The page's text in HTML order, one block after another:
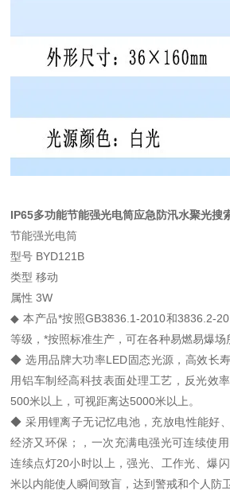
IP65多功能节能强光电筒应急防汛水聚光搜
节能强光电筒
型号 BYD121B
类型 移动
属性 3W
◆ 本产品*按照GB3836.1-2010和3836.2-
等级，*按照标准生产，可在各种易燃易爆场
◆ 选用品牌大功率LED固态光源，高效长
用铝车制经高科技表面处理工艺，反光效
500米以上，可视距离达5000米以上。
◆ 采用锂离子无记忆电池，充放电性能好
经济又环保；，一次充满电强光可连续使
连续点灯20小时以上，强光、工作光、爆
米以内能使人瞬间致盲，达到警戒和个人防